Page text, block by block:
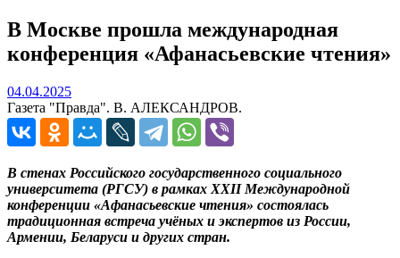
В Москве прошла международная
конференция «Афанасьевские чтения»
04.04.202504.04.2025
Газета "Правда". В. АЛЕКСАНДРОВ.
В стенах Российского государственного социального
университета (РГСУ) в рамках ХХII Международной
конференции «Афанасьевские чтения» состоялась
традиционная встреча учёных и экспертов из России,
Армении, Беларуси и других стран.